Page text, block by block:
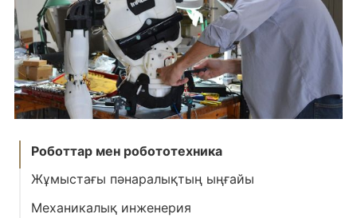
Роботтар мен робототехника
Жұмыстағы пәнаралықтың ыңғайы
Механикалық инженерия